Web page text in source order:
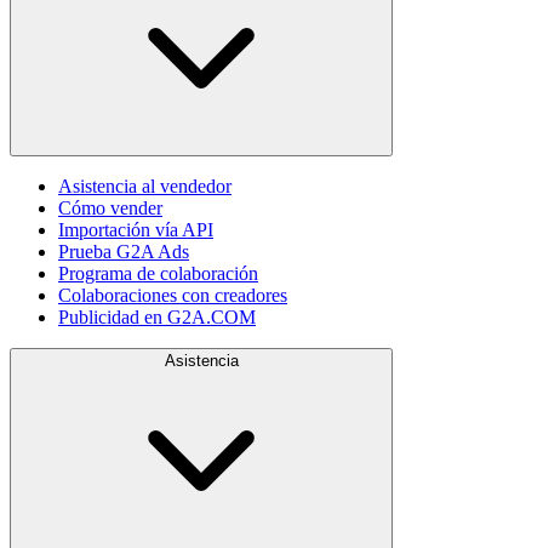
Asistencia al vendedor
Cómo vender
Importación vía API
Prueba G2A Ads
Programa de colaboración
Colaboraciones con creadores
Publicidad en G2A.COM
Asistencia